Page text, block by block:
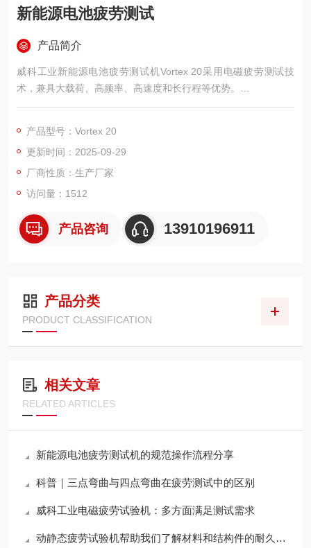
新能源电池疲劳测试
产品简介
威科工业新能源电池疲劳测试机Vortex 20采用电磁疲劳测试技
术，兼具大载荷、高频率、高速度和长行程等优势。
重要参数：
疲劳载荷/Max.Sine：±20000N
测试频率(Max)：100Hz
线速度(Max)：1.0m/s
行程：±40mm
产品型号：Vortex 20
更新时间：2025-09-29
厂商性质：生产厂家
访问量：1512
产品咨询 13910196911
产品分类
PRODUCT CLASSIFICATION
相关文章
RELATED ARTICLES
新能源电池疲劳测试机的规范操作流程分享
科普｜三点弯曲与四点弯曲在疲劳测试中的区别
威科工业电磁疲劳试验机：多方面满足测试需求
动静态疲劳试验机帮助我们了解材料和结构件的耐久性和使用寿命